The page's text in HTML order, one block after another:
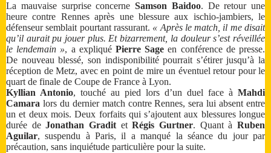
La mauvaise surprise concerne Samson Baidoo. De retour une
heure contre Rennes après une blessure aux ischio-jambiers, le
défenseur semblait pourtant rassurant. « Après le match, il me disait
qu’il aurait pu jouer plus. Et bizarrement, la douleur s’est réveillée
le lendemain », a expliquéPierre Sage en conférence de presse.
De nouveau blessé, son indisponibilité pourrait s’étirer jusqu’à la
réception de Metz, avec en point de mire un éventuel retour pour le
quart de finale de Coupe de France à Lyon.
Kyllian Antonio, touché au pied lors d’un duel face à Mahdi
Camara lors du dernier match contre Rennes, sera lui absent entre
un et deux mois. Deux forfaits qui s’ajoutent aux blessures longue
durée deJonathan Gradit etRégis Gurtner. Quant àRuben
Aguilar, suspendu à Paris, il a manqué la séance du jour par
précaution, sans inquiétude particulière pour la suite.